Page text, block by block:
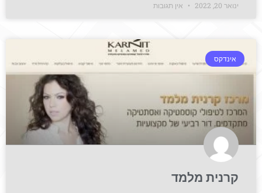
ינואר 20, 2022 אין תגובות
אינדקס
קרנית מלמד